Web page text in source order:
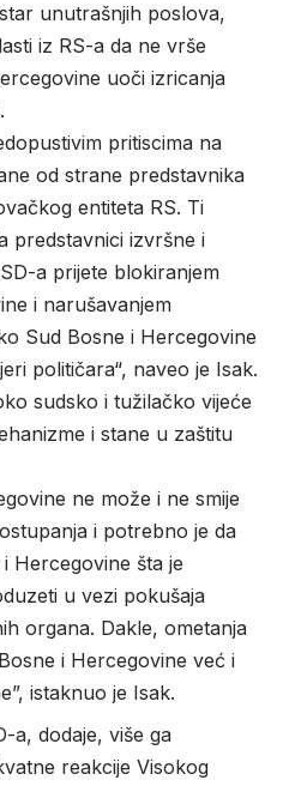
unutrašnjih poslova,
iz RS-a da ne vrše
uoči izricanja
pritiscima na
od strane predstavnika
entiteta RS. Ti
predstavnici izvršne i
a prijete blokiranjem
i narušavanjem
Sud Bosne i Hercegovine
političara“, naveo je Isak.
sudsko i tužilačko vijeće
i stane u zaštitu
ne može i ne smije
i potrebno je da
Hercegovine šta je
u vezi pokušaja
organa. Dakle, ometanja
i Hercegovine već i
istaknuo je Isak.
a, dodaje, više ga
reakcije Visokog